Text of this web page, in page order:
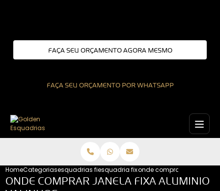
FAÇA SEU ORÇAMENTO AGORA MESMO
FAÇA SEU ORÇAMENTO POR WHATSAPP
HomeCategoriasesquadrias fixasesquadria fixa sao pauloonde comprar janela fixa
ONDE COMPRAR JANELA FIXA ALUMINIO